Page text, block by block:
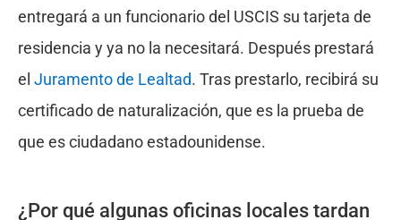
entregará a un funcionario del USCIS su tarjeta de
residencia y ya no la necesitará. Después prestará
el Juramento de Lealtad. Tras prestarlo, recibirá su
certificado de naturalización, que es la prueba de
que es ciudadano estadounidense.
¿Por qué algunas oficinas locales tardan